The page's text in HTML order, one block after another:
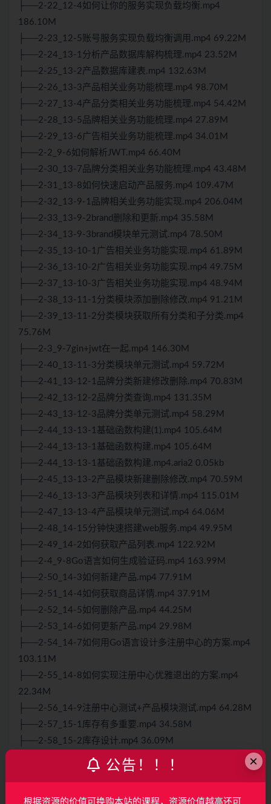
├──2-22_12-4如何让你的服务实现负载均衡.mp4
186.10M
├──2-23_12-5账号服务实现负载均衡调用.mp4 69.22M
├──2-24_13-1分析产品数据库解构梳理.mp4 23.52M
├──2-25_13-2产品数据库建表.mp4 132.63M
├──2-26_13-3产品相关业务功能梳理.mp4 98.70M
├──2-27_13-4产品分类相关业务功能梳理.mp4 54.42M
├──2-28_13-5品牌相关业务功能梳理.mp4 27.89M
├──2-29_13-6广告相关业务功能梳理.mp4 34.01M
├──2-2_9-6如何解析JWT.mp4 66.40M
├──2-30_13-7品牌分类相关业务功能梳理.mp4 43.48M
├──2-31_13-8如何快速启动产品服务.mp4 109.47M
├──2-32_13-9-1品牌相关业务功能实现.mp4 206.04M
├──2-33_13-9-2brand删除和更新.mp4 35.58M
├──2-34_13-9-3brand模块单元测试.mp4 78.50M
├──2-35_13-10-1广告相关业务功能实现.mp4 61.89M
├──2-36_13-10-2广告相关业务功能实现.mp4 49.75M
├──2-37_13-10-3广告相关业务功能实现.mp4 48.94M
├──2-38_13-11-1分类模块添加删除修改.mp4 91.21M
├──2-39_13-11-2分类模块获取所有分类和子分类.mp4
75.76M
├──2-3_9-7gin+jwt在一起.mp4 146.30M
├──2-40_13-11-3分类模块单元测试.mp4 59.72M
├──2-41_13-12-1品牌分类新建修改删除.mp4 70.83M
├──2-42_13-12-2品牌分类查询.mp4 131.35M
├──2-43_13-12-3品牌分类单元测试.mp4 58.29M
├──2-44_13-13-1基础函数构建(1).mp4 105.64M
├──2-44_13-13-1基础函数构建.mp4 105.64M
├──2-44_13-13-1基础函数构建.mp4.aria2 0.05kb
├──2-45_13-13-2产品模块新建删除修改.mp4 70.59M
├──2-46_13-13-3产品模块列表和详情.mp4 115.01M
├──2-47_13-13-4产品模块单元测试.mp4 64.06M
├──2-48_14-15分钟快速搭建web服务.mp4 49.95M
├──2-49_14-2如何获取产品列表.mp4 122.92M
├──2-4_9-8Go语言如何生成验证码.mp4 163.99M
├──2-50_14-3如何新建产品.mp4 77.91M
├──2-51_14-4如何获取商品详情.mp4 37.91M
├──2-52_14-5如何删除产品.mp4 44.25M
├──2-53_14-6如何更新产品.mp4 29.98M
├──2-54_14-7如何用Go语言设计多注册中心的方案.mp4
103.11M
├──2-55_14-8如何实现注册中心优雅退出的方案.mp4
22.34M
├──2-56_14-9注册中心测试+产品模块测试.mp4 64.28M
├──2-57_15-1库存有多重要.mp4 34.58M
├──2-58_15-2库存设计.mp4 36.09M
├──2-59_15-3库存GRPC服务设计.mp4 62.47M
├──2-5_9-9如何使用gin+redis保存图片验证码.mp4
×
公告！！！
根据资源的价值可换购本站的课程，资源价值越高还可